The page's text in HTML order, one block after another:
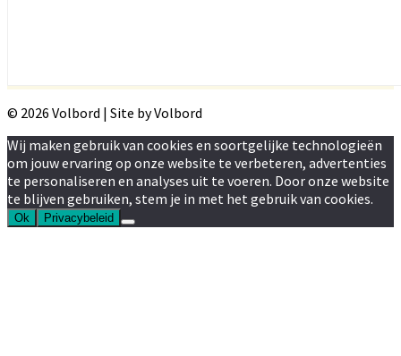
© 2026 Volbord | Site by Volbord
Wij maken gebruik van cookies en soortgelijke technologieën
om jouw ervaring op onze website te verbeteren, advertenties
te personaliseren en analyses uit te voeren. Door onze website
te blijven gebruiken, stem je in met het gebruik van cookies.
Ok Privacybeleid